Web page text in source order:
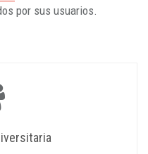
por sus usuarios.